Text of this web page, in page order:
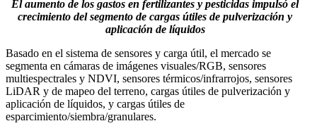
El aumento de los gastos en fertilizantes y pesticidas impulsó el
crecimiento del segmento de cargas útiles de pulverización y
aplicación de líquidos
Basado en el sistema de sensores y carga útil, el mercado se
segmenta en cámaras de imágenes visuales/RGB, sensores
multiespectrales y NDVI, sensores térmicos/infrarrojos, sensores
LiDAR y de mapeo del terreno, cargas útiles de pulverización y
aplicación de líquidos, y cargas útiles de
esparcimiento/siembra/granulares.